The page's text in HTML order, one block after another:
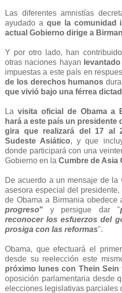
Las diferentes amnistías
ayudado a que la comunidad
actual Gobierno dirige a
Y por otro lado, han
otras naciones hayan
impuestas a este país en
de los derechos humanos
que vivió bajo una férrea
La visita oficial de Obama a
hará a este país un presidente
gira que realizará del 17 al
Sudeste Asiático, y que
donde participará con una
Gobierno en la Cumbre de Asia
De acuerdo a un mensaje de la
asesora especial del presidente,
de Obama a Birmania
progreso" y persigue dar "
reconocer los esfuerzos del
prosiga con las reformas".
Obama, que efectuará el
desde su reelección este
próximo lunes con Thein
oposición parlamentaria desde
elecciones legislativas parciales